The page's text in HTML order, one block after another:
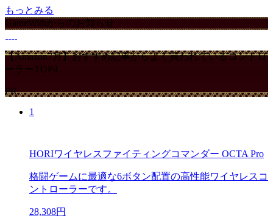
もっとみる
GameWithからのお知らせ
【Amazon7月】おすすめ記事からよく買われているコントロ
ーラーTOP4
PR
1
HORIワイヤレスファイティングコマンダー OCTA Pro
格闘ゲームに最適な6ボタン配置の高性能ワイヤレスコ
ントローラーです。
28,308円